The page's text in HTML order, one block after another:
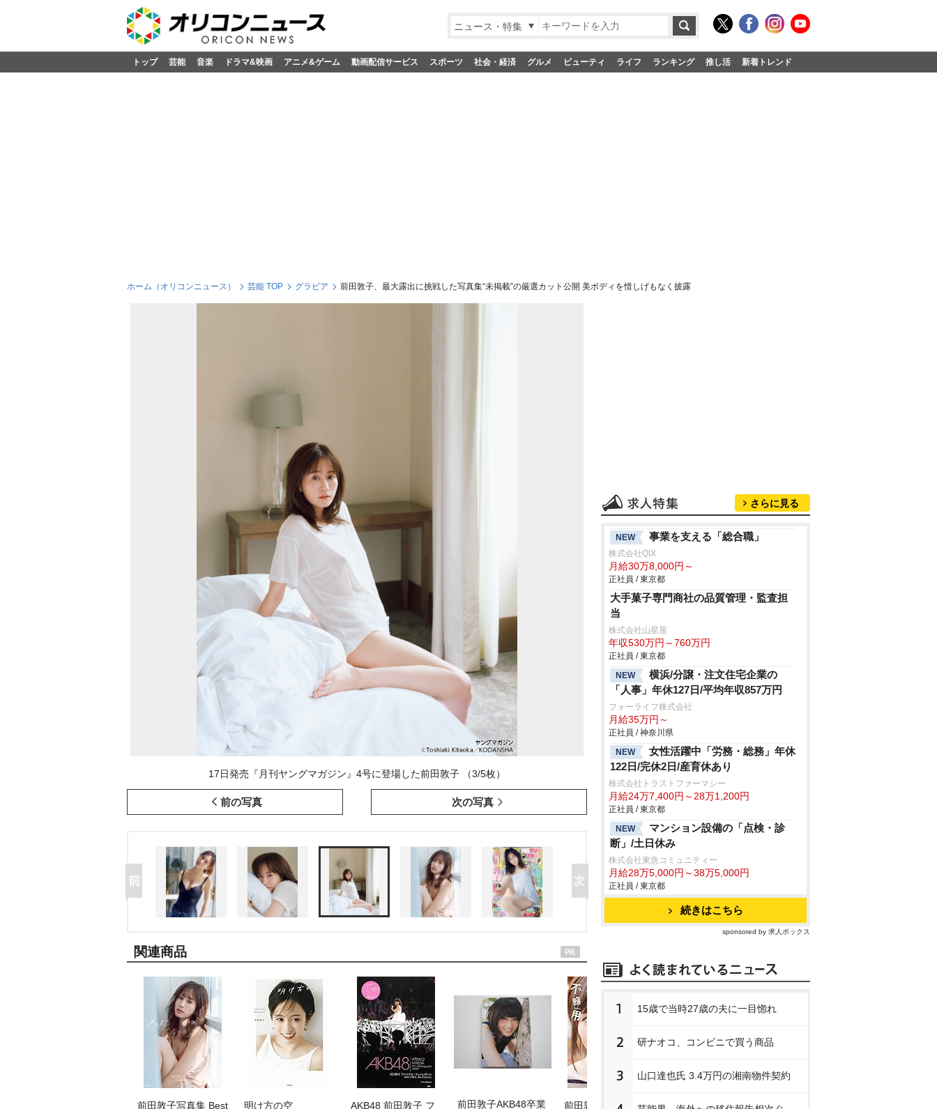
ニュース・特集
トップ 芸能 音楽 ドラマ&映画 アニメ&ゲーム 動画配信サービス スポーツ 社会・経済 グルメ ビューティ ライフ ランキング 推し活 新着トレンド
ホーム（オリコンニュース） 芸能 TOP グラビア 前田敦子、最大露出に挑戦した写真集“未掲載”の厳選カット公開 美ボディを惜しげもなく披露
17日発売『月刊ヤングマガジン』4号に登場した前田敦子 （3/5枚）
前の写真 次の写真
関連商品
前田敦子写真集 Best
明け方の空
AKB48 前田敦子 フ
前田敦子AKB48卒業
前田敦子写真集 不器
前田敦子写真集 『A
前田敦子写真集 『前
さらに見る
NEW 事業を支える「総合職」
株式会社QIX
月給30万8,000円～
正社員 / 東京都
大手菓子専門商社の品質管理・監査担
当
株式会社山星屋
年収530万円～760万円
正社員 / 東京都
NEW
横浜/分譲・注文住宅企業の
「人事」年休127日/平均年収857万円
フォーライフ株式会社
月給35万円～
正社員 / 神奈川県
NEW
女性活躍中「労務・総務」年休
122日/完休2日/産育休あり
株式会社トラストファーマシー
月給24万7,400円～28万1,200円
正社員 / 東京都
NEW
マンション設備の「点検・診
断」/土日休み
株式会社東急コミュニティー
月給28万5,000円～38万5,000円
正社員 / 東京都
続きはこちら
sponsored by 求人ボックス
1 15歳で当時27歳の夫に一目惚れ
2 研ナオコ、コンビニで買う商品
3 山口達也氏 3.4万円の湘南物件契約